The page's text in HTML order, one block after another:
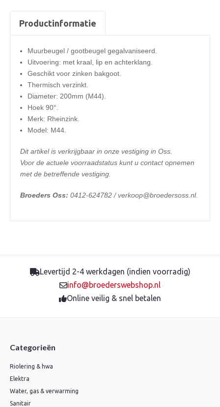
Productinformatie
Muurbeugel / gootbeugel gegalvaniseerd.
Uitvoering: met kraal, lip en achterklang.
Geschikt voor zinken bakgoot.
Thermisch verzinkt.
Diameter: 200mm (M44).
Hoek 90°.
Merk: Rheinzink.
Model: M44.
Dit artikel is verkrijgbaar in onze vestiging in Oss.
Voor de actuele voorraadstatus kunt u contact opnemen
met de betreffende vestiging.
Broeders Oss: 0412-624782 / verkoop@broedersoss.nl.
Levertijd 2-4 werkdagen (indien voorradig)
info@broederswebshop.nl
Online veilig & snel betalen
Categorieën
Riolering & hwa
Elektra
Water, gas & verwarming
Sanitair